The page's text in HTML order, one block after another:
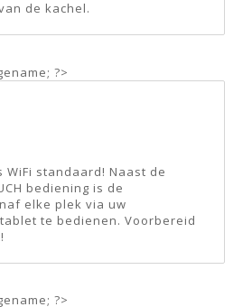
de kachel.
WiFi standaard! Naast de
bediening is de
elke plek via uw
te bedienen. Voorbereid